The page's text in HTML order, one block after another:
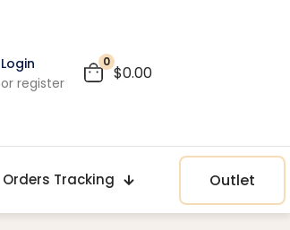
Login
or register
0
$0.00
Orders Tracking Outlet